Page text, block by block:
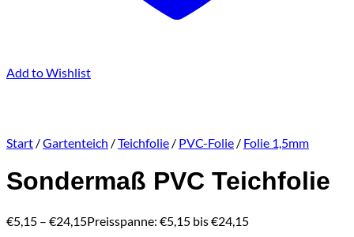
Add to Wishlist
Start /Gartenteich /Teichfolie / PVC-Folie / Folie 1,5mm
Sondermaß PVC Teichfolie
€5,15 – €24,15Preisspanne: €5,15 bis €24,15